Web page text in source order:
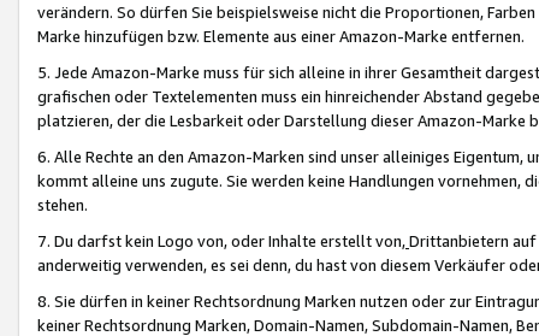
verändern. So dürfen Sie beispielsweise nicht die Proportionen,
Marke hinzufügen bzw. Elemente aus einer Amazon-Marke entfernen.
5. Jede Amazon-Marke muss für sich alleine in ihrer Gesamtheit
grafischen oder Textelementen muss ein hinreichender Abstand
platzieren, der die Lesbarkeit oder Darstellung dieser Amazon-Marke
6. Alle Rechte an den Amazon-Marken sind unser alleiniges
kommt alleine uns zugute. Sie werden keine Handlungen vornehmen,
stehen.
7. Du darfst kein Logo von, oder Inhalte erstellt von,Drittanbietern auf
anderweitig verwenden, es sei denn, du hast von diesem Verkäufer
8. Sie dürfen in keiner Rechtsordnung Marken nutzen oder zur
keiner Rechtsordnung Marken, Domain-Namen, Subdomain-Namen,